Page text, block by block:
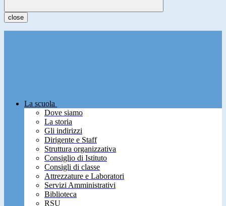
close
La scuola
Dove siamo
La storia
Gli indirizzi
Dirigente e Staff
Struttura organizzativa
Consiglio di Istituto
Consigli di classe
Attrezzature e Laboratori
Servizi Amministrativi
Biblioteca
RSU